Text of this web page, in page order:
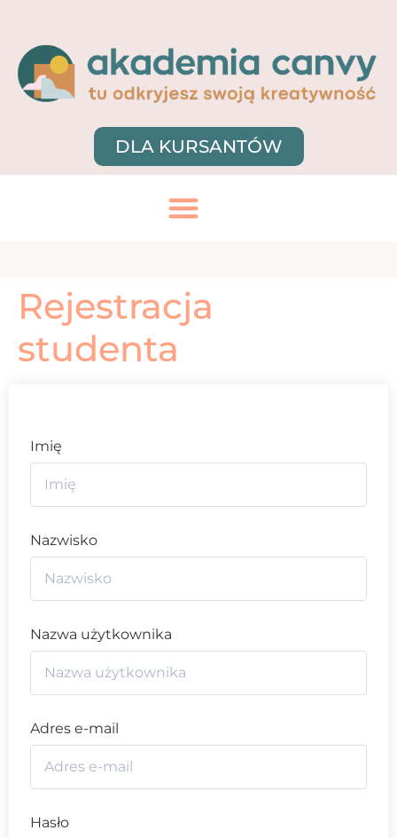
DLA KURSANTÓW
Rejestracja
studenta
Imię
Nazwisko
Nazwa użytkownika
Adres e-mail
Hasło